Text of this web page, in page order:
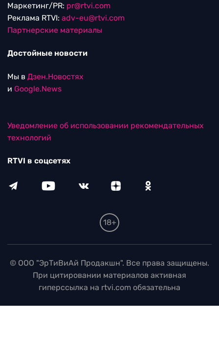
Маркетинг/PR: pr@rtvi.com
Реклама RTVI: adv-eu@rtvi.com
Партнерские материалы
Достойные новости
Мы в Дзен.Новостях
и Google.News
Уведомление об использовании рекомендательных
технологий
RTVI в соцсетях
18+
© ООО "ЭрТиВиАй Продакшн". Все права защищены.
При цитировании материалов активная
гиперссылка на rtvi.com обязательна